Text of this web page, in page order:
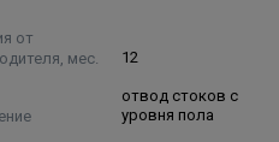
от
мес.
12
отвод стоков с
уровня пола